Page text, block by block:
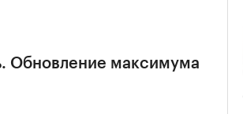
Обновление максимума